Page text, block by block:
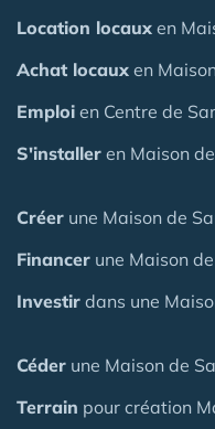
Location locaux en
Achat locaux en
Emploi en Centre de
S'installer en Maison
Créer une Maison de
Financer une Maison
Investir dans une
Céder une Maison de
Terrain pour création